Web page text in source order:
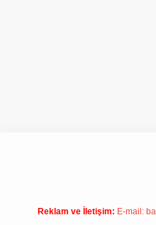
Reklam ve İletişim: E-mail: